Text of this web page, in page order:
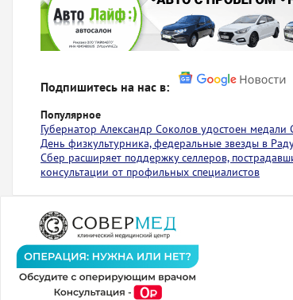
Подпишитесь на нас в:
Популярное
Губернатор Александр Соколов удостоен медали
День физкультурника, федеральные звезды в
Сбер расширяет поддержку селлеров,
консультации от профильных специалистов